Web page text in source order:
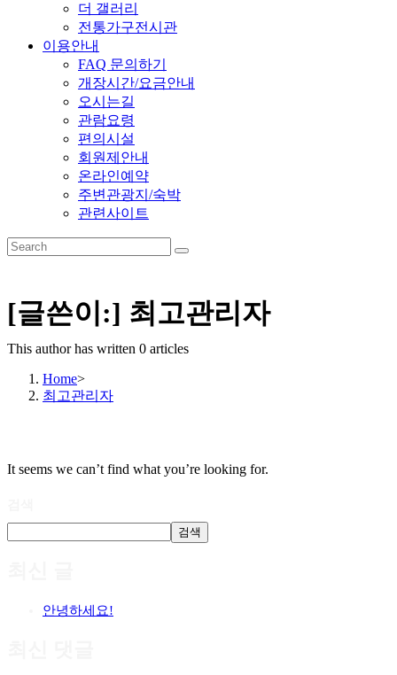
더 갤러리
전통가구전시관
이용안내
FAQ 문의하기
개장시간/요금안내
오시는길
관람요령
편의시설
회원제안내
온라인예약
주변관광지/숙박
관련사이트
[글쓴이:] 최고관리자
This author has written 0 articles
Home>
최고관리자
It seems we can’t find what you’re looking for.
검색
안녕하세요!